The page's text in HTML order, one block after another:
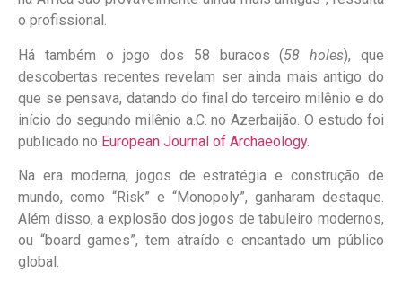
o profissional.
Há também o jogo dos 58 buracos (58 holes), que
descobertas recentes revelam ser ainda mais antigo do
que se pensava, datando do final do terceiro milênio e do
início do segundo milênio a.C. no Azerbaijão. O estudo foi
publicado no European Journal of Archaeology.
Na era moderna, jogos de estratégia e construção de
mundo, como “Risk” e “Monopoly”, ganharam destaque.
Além disso, a explosão dos jogos de tabuleiro modernos,
ou “board games”, tem atraído e encantado um público
global.